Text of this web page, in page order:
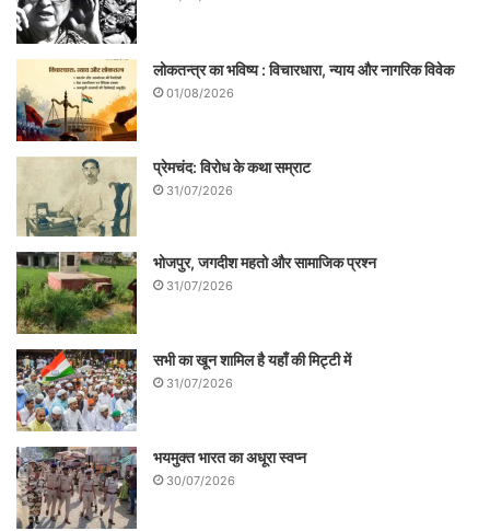
लोकतन्त्र का भविष्य : विचारधारा, न्याय और नागरिक विवेक
01/08/2026
प्रेमचंद: विरोध के कथा सम्राट
31/07/2026
भोजपुर, जगदीश महतो और सामाजिक प्रश्न
31/07/2026
सभी का खून शामिल है यहाँ की मिट्टी में
31/07/2026
भयमुक्त भारत का अधूरा स्वप्न
30/07/2026